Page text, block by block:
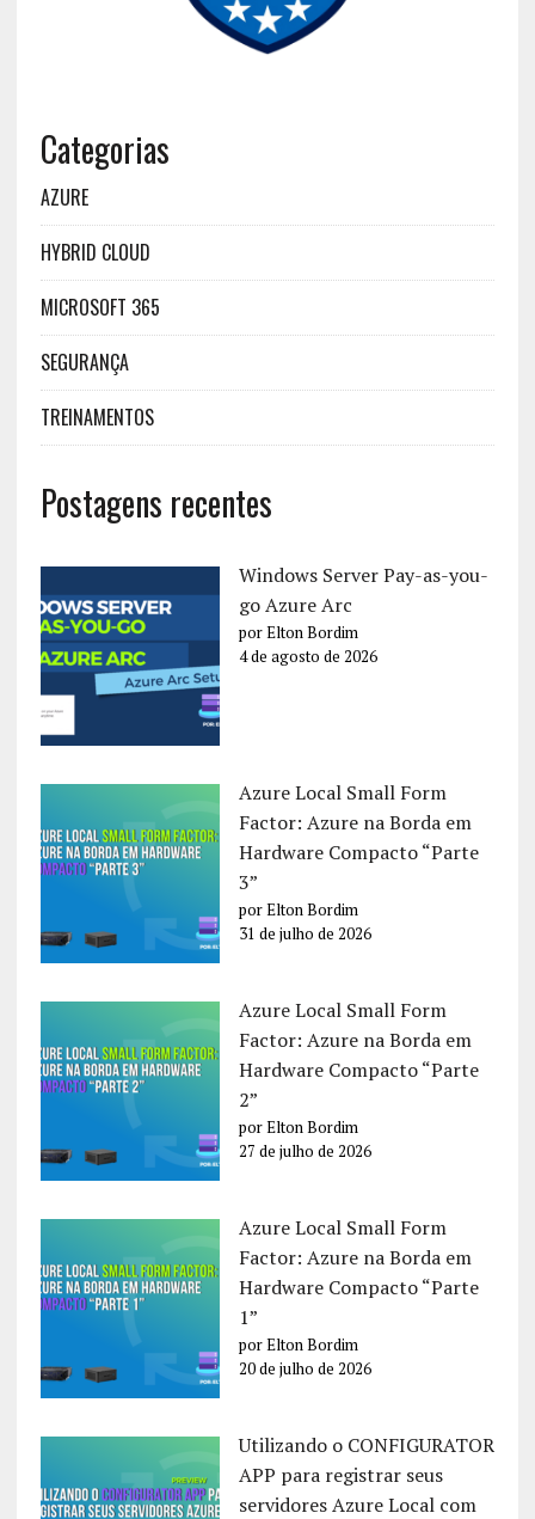
Categorias
AZURE
HYBRID CLOUD
MICROSOFT 365
SEGURANÇA
TREINAMENTOS
Postagens recentes
Windows Server Pay-as-you-
go Azure Arc
por Elton Bordim
4 de agosto de 2026
Azure Local Small Form
Factor: Azure na Borda em
Hardware Compacto “Parte
3”
por Elton Bordim
31 de julho de 2026
Azure Local Small Form
Factor: Azure na Borda em
Hardware Compacto “Parte
2”
por Elton Bordim
27 de julho de 2026
Azure Local Small Form
Factor: Azure na Borda em
Hardware Compacto “Parte
1”
por Elton Bordim
20 de julho de 2026
Utilizando o CONFIGURATOR
APP para registrar seus
servidores Azure Local com